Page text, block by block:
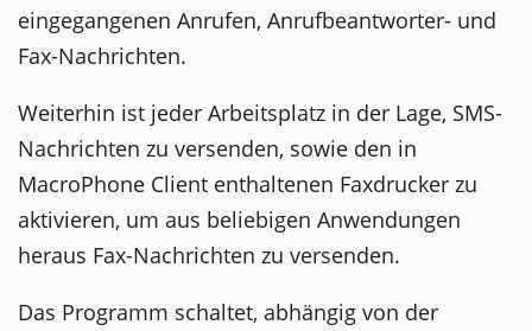
eingegangenen Anrufen, Anrufbeantworter- und
Fax-Nachrichten.
Weiterhin ist jeder Arbeitsplatz in der Lage, SMS-
Nachrichten zu versenden, sowie den in
MacroPhone Client enthaltenen Faxdrucker zu
aktivieren, um aus beliebigen Anwendungen
heraus Fax-Nachrichten zu versenden.
Das Programm schaltet, abhängig von der